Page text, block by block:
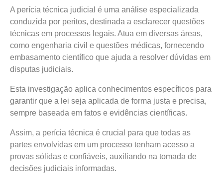
A perícia técnica judicial é uma análise especializada
conduzida por peritos, destinada a esclarecer questões
técnicas em processos legais. Atua em diversas áreas,
como engenharia civil e questões médicas, fornecendo
embasamento científico que ajuda a resolver dúvidas em
disputas judiciais.
Esta investigação aplica conhecimentos específicos para
garantir que a lei seja aplicada de forma justa e precisa,
sempre baseada em fatos e evidências científicas.
Assim, a perícia técnica é crucial para que todas as
partes envolvidas em um processo tenham acesso a
provas sólidas e confiáveis, auxiliando na tomada de
decisões judiciais informadas.